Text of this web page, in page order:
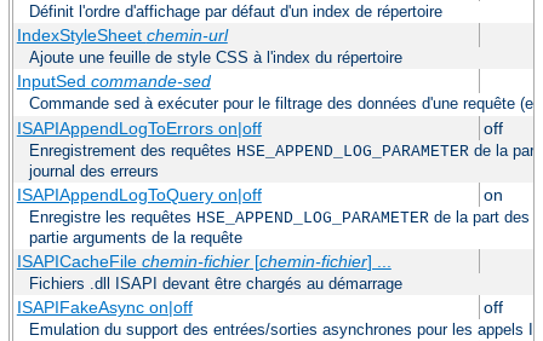
Définit l'ordre d'affichage par défaut d'un index de répertoire
IndexStyleSheet chemin-url
Ajoute une feuille de style CSS à l'index du répertoire
InputSed commande-sed
Commande sed à exécuter pour le filtrage des données d'une requête
ISAPIAppendLogToErrors on|off off
Enregistrement des requêtes HSE_APPEND_LOG_PARAMETER de la
journal des erreurs
ISAPIAppendLogToQuery on|off on
Enregistre les requêtes HSE_APPEND_LOG_PARAMETER de la part des
partie arguments de la requête
ISAPICacheFile chemin-fichier[chemin-fichier] ...
Fichiers .dll ISAPI devant être chargés au démarrage
ISAPIFakeAsync on|off off
Emulation du support des entrées/sorties asynchrones pour les appels